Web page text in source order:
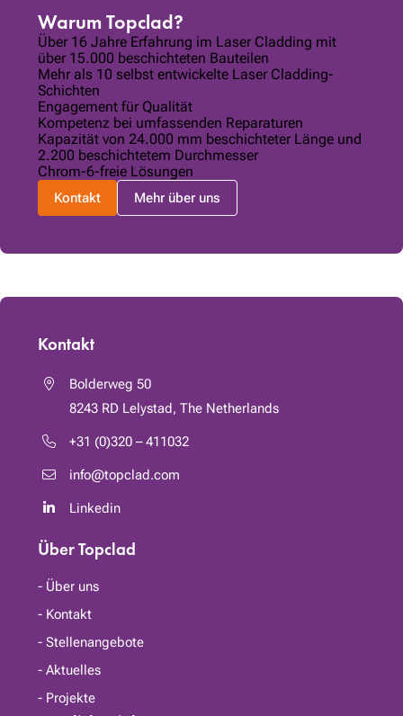
Warum Topclad?
Über 16 Jahre Erfahrung im Laser Cladding mit
über 15.000 beschichteten Bauteilen
Mehr als 10 selbst entwickelte Laser Cladding-
Schichten
Engagement für Qualität
Kompetenz bei umfassenden Reparaturen
Kapazität von 24.000 mm beschichteter Länge und
2.200 beschichtetem Durchmesser
Chrom-6-freie Lösungen
Kontakt Mehr über uns
Kontakt
Bolderweg 50
8243 RD Lelystad, The Netherlands
+31 (0)320 – 411032
info@topclad.com
Linkedin
Über Topclad
Über uns
Kontakt
Stellenangebote
Aktuelles
Projekte